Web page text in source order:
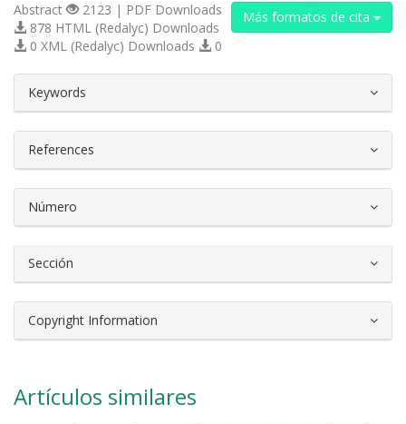
Más formatos de cita
Abstract
2123 | PDF Downloads
878 HTML (Redalyc) Downloads
0 XML (Redalyc) Downloads
0
Keywords
References
Número
Sección
Copyright Information
Artículos similares